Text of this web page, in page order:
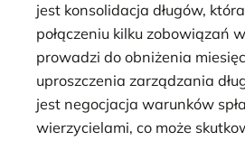
jest konsolidacja długów,
połączeniu kilku zobowiązań
prowadzi do obniżenia
uproszczenia zarządzania
jest negocjacja warunków
wierzycielami, co może